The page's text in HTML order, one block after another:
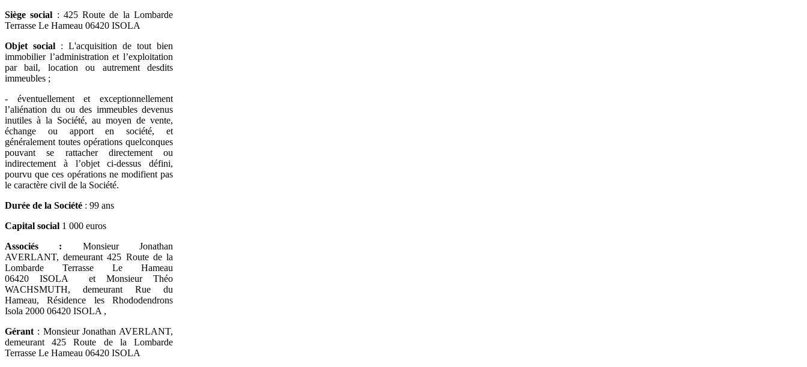
Siège social : 425 Route de la Lombarde
Terrasse Le Hameau 06420 ISOLA
Objet social : L'acquisition de tout bien
immobilier l’administration et l’exploitation
par bail, location ou autrement desdits
immeubles ;
- éventuellement et exceptionnellement
l’aliénation du ou des immeubles devenus
inutiles à la Société, au moyen de vente,
échange ou apport en société, et
généralement toutes opérations quelconques
pouvant se rattacher directement ou
indirectement à l’objet ci-dessus défini,
pourvu que ces opérations ne modifient pas
le caractère civil de la Société.
Durée de la Société : 99 ans
Capital social 1 000 euros
Associés : Monsieur Jonathan
AVERLANT, demeurant 425 Route de la
Lombarde Terrasse Le Hameau
06420 ISOLA et Monsieur Théo
WACHSMUTH, demeurant Rue du
Hameau, Résidence les Rhododendrons
Isola 2000 06420 ISOLA ,
Gérant : Monsieur Jonathan AVERLANT,
demeurant 425 Route de la Lombarde
Terrasse Le Hameau 06420 ISOLA